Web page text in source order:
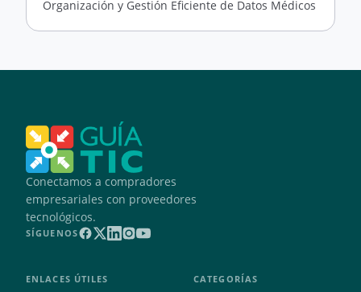
Organización y Gestión Eficiente de Datos Médicos
Conectamos a compradores
empresariales con proveedores
tecnológicos.
SÍGUENOS
ENLACES ÚTILES CATEGORÍAS